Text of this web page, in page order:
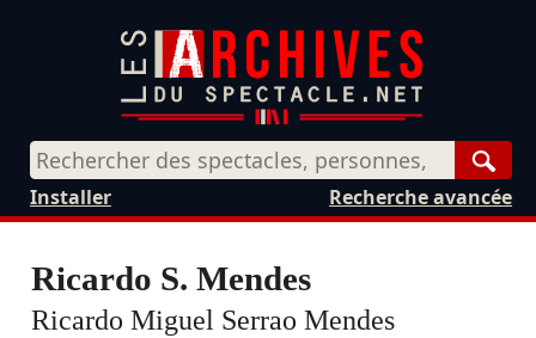
Recherche avancée
Installer
Ricardo S. Mendes
Ricardo Miguel Serrao Mendes